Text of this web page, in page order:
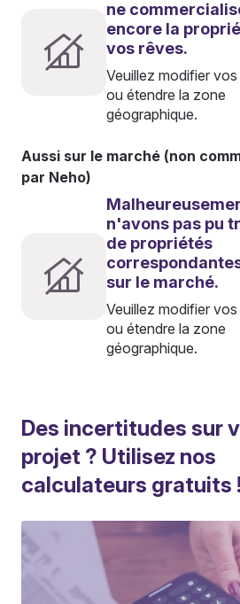
ne
encore la
vos rêves.
Veuillez modifier
ou étendre la zone
géographique.
Aussi sur le marché (non
par Neho)
n'avons pas pu
de propriétés
sur le marché.
Veuillez modifier
ou étendre la zone
géographique.
Des incertitudes sur
projet ? Utilisez nos
calculateurs gratuits !